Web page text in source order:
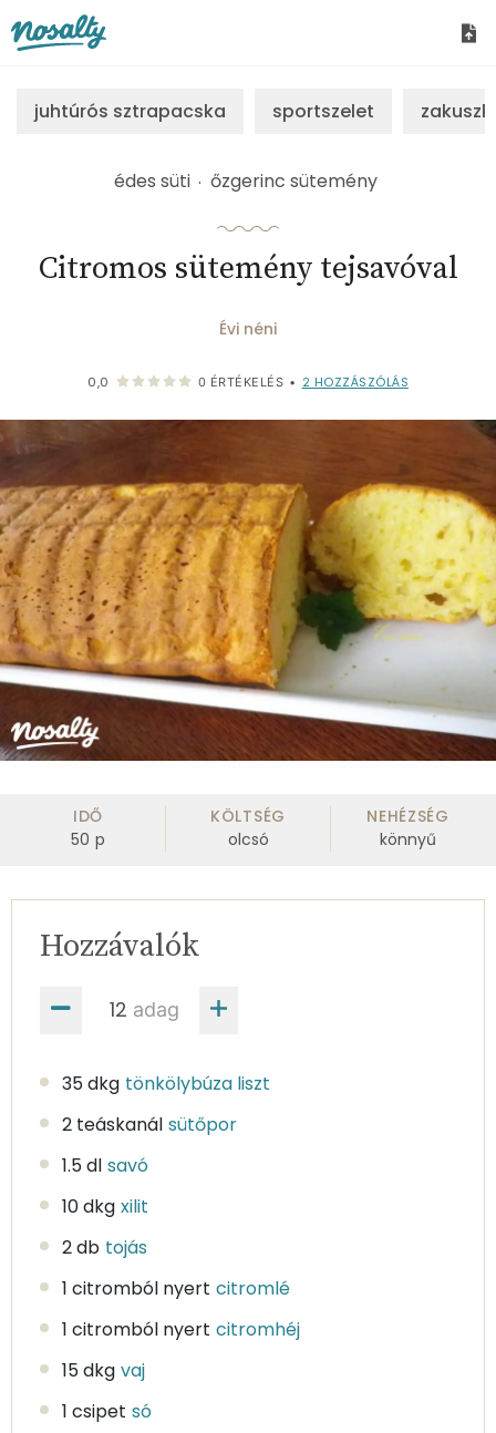
juhtúrós sztrapacska sportszelet
édes süti őzgerinc sütemény
Citromos sütemény tejsavóval
Évi néni
0,0 0 ÉRTÉKELÉS • 2 HOZZÁSZÓLÁS
IDŐ
50 p
KÖLTSÉG
olcsó
NEHÉZSÉG
könnyű
adag
Hozzávalók
35 dkg tönkölybúza liszt
2 teáskanál sütőpor
1.5 dl savó
10 dkg xilit
2 db tojás
1 citromból nyert citromlé
1 citromból nyert citromhéj
15 dkg vaj
1 csipet só